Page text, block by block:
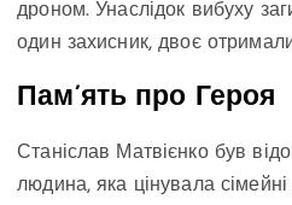
дроном. Унаслідок вибуху
один захисник, двоє
Пам’ять про Героя
Станіслав Матвієнко був
людина, яка цінувала сімейні